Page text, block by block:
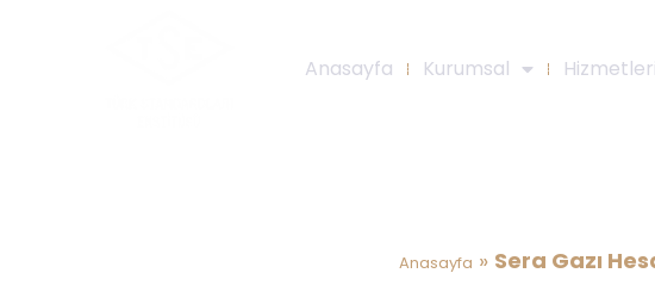
Anasayfa Kurumsal
Anasayfa » Sera Gazı